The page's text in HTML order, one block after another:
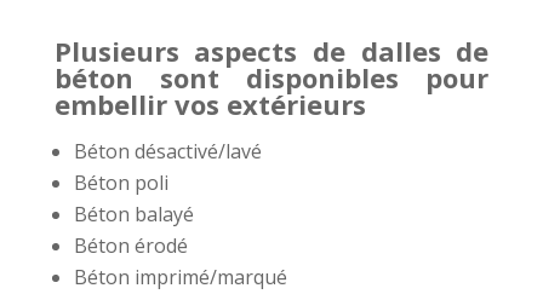
Plusieurs aspects de dalles de
béton sont disponibles pour
embellir vos extérieurs
Béton désactivé/lavé
Béton poli
Béton balayé
Béton érodé
Béton imprimé/marqué